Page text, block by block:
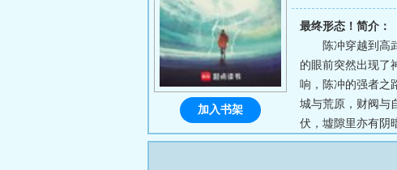
最终形态！简介：
陈冲穿越到高
的眼前突然出现了
响，陈冲的强者之
城与荒原，财阀与
伏，墟隙里亦有阴
陈冲前进的步伐。
界的态度，也在
加入书架